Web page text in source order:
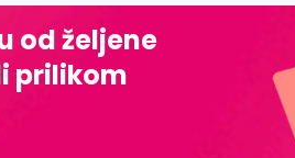
od željene
prilikom